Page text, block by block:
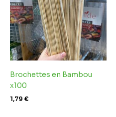
Brochettes en Bambou
x100
1,79 €